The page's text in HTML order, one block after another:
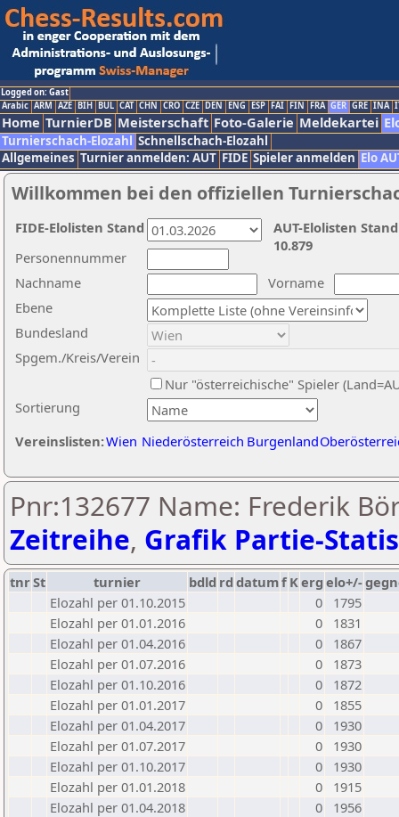
Logged on: Gast
Arabic ARM AZE BIH BUL CAT CHN CRO CZE DEN ENG ESP FAI FIN FRA GER GRE INA
Home TurnierDB Meisterschaft Foto-Galerie Meldekartei
Turnierschach-Elozahl Schnellschach-Elozahl
Allgemeines Turnier anmelden: AUT FIDE Spieler anmelden Elo
Willkommen bei den offiziellen
Nachname
Vorname
Ebene
Sortierung
Personennummer
Bundesland
Spgem./Kreis/Verein
Nur "österreichische" Spieler
Vereinslisten:Wien Niederösterreich Burgenland
AUT-Elolisten
10.879
FIDE-Elolisten Stand
Pnr:132677 Name: Frederik
Zeitreihe, Grafik Partie-
tnrSt turnier bdld rd datumf Kerg elo+/-
Elozahl per 01.10.2015
0
1795
Elozahl per 01.01.2016
0
1831
Elozahl per 01.04.2016
0
1867
Elozahl per 01.07.2016
0
1873
Elozahl per 01.10.2016
0
1872
Elozahl per 01.01.2017
0
1855
Elozahl per 01.04.2017
0
1930
Elozahl per 01.07.2017
0
1930
Elozahl per 01.10.2017
0
1930
Elozahl per 01.01.2018
0
1915
Elozahl per 01.04.2018
0
1956